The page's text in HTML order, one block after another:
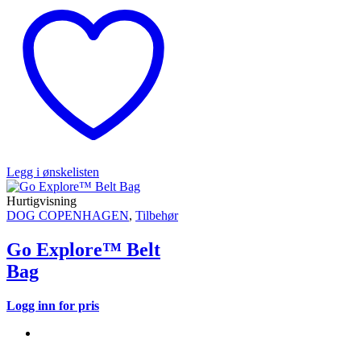
Legg i ønskelisten
Hurtigvisning
DOG COPENHAGEN, Tilbehør
Go Explore™ Belt
Bag
Logg inn for pris